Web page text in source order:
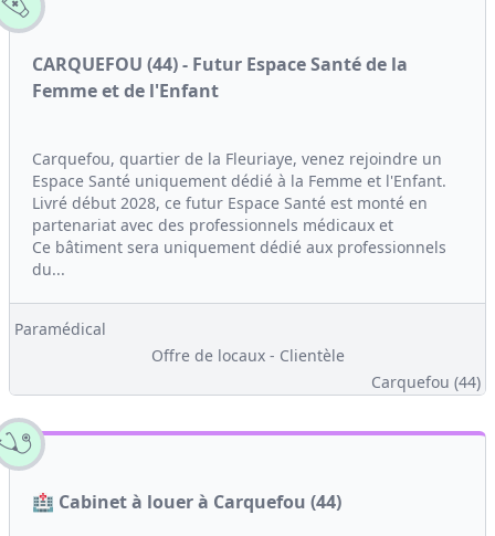
CARQUEFOU (44) - Futur Espace Santé de la
Femme et de l'Enfant
Carquefou, quartier de la Fleuriaye, venez rejoindre un
Espace Santé uniquement dédié à la Femme et l'Enfant.
Livré début 2028, ce futur Espace Santé est monté en
partenariat avec des professionnels médicaux et
Ce bâtiment sera uniquement dédié aux professionnels
du...
Paramédical
Offre de locaux - Clientèle
Carquefou (44)
🏥 Cabinet à louer à Carquefou (44)